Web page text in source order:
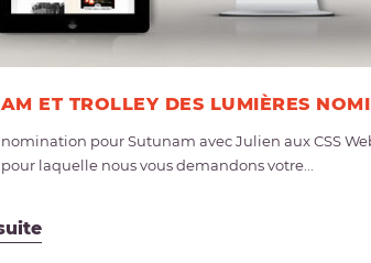
ET TROLLEY DES LUMIÈRES
pour Sutunam avec Julien aux CSS
laquelle nous vous demandons votre...